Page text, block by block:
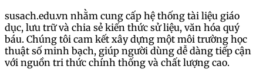
susach.edu.vn nhằm cung cấp hệ thống tài liệu giáo
dục, lưu trữ và chia sẻ kiến thức sử liệu, văn hóa quý
báu. Chúng tôi cam kết xây dựng một môi trường học
thuật số minh bạch, giúp người dùng dễ dàng tiếp cận
với nguồn tri thức chính thống và chất lượng cao.